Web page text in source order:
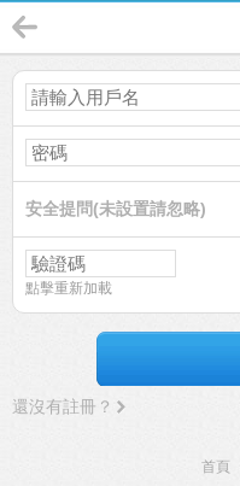
安全提問(未設置請忽略)
點擊重新加載
還沒有註冊？
首頁